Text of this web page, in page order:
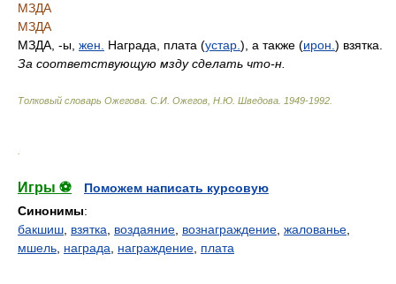
МЗДА
МЗДА
МЗДА, -ы, жен. Награда, плата (устар. ), а также (ирон. ) взятка.
За соответствующую мзду сделать что-н.
Толковый словарь Ожегова С.И. Ожегов, Н.Ю. Шведова. 1949-1992
Игры ⚽
Поможем написать курсовую
Синонимы:
бакшиш взятка воздаяние вознаграждение жалованье
мшель награда награждение плата